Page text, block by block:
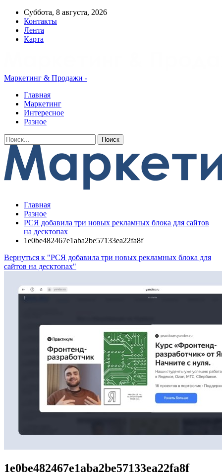
Суббота, 8 августа, 2026
Контакты
Лента
Карта
Маркетинг & Продажи -
Главная
Маркетинг
Интересное
Разное
Главная
Разное
РСЯ добавила три новых рекламных блока для сайтов
на десктопах
1e0be482467e1aba2be57133ea22fa8f
Вернуться к "РСЯ добавила три новых рекламных блока для
сайтов на десктопах"
1e0be482467e1aba2be57133ea22fa8f